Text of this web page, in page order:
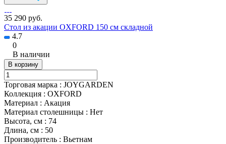
35 290 руб.
Стол из акации OXFORD 150 см складной
4.7
0
В наличии
В корзину
Торговая марка : JOYGARDEN
Коллекция : OXFORD
Материал : Акация
Материал столешницы : Нет
Высота, см : 74
Длина, см : 50
Производитель : Вьетнам